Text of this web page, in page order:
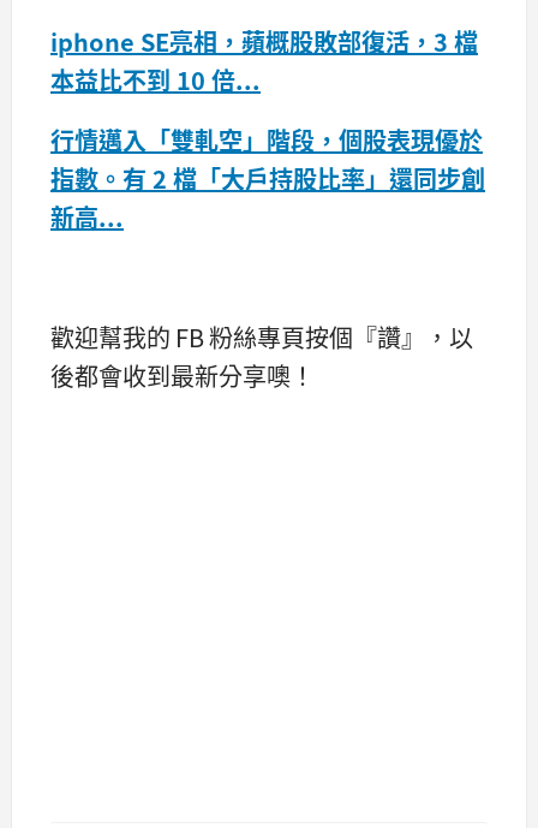
iphone SE亮相，蘋概股敗部復活，3 檔
本益比不到 10 倍...
行情邁入「雙軋空」階段，個股表現優於
指數。有 2 檔「大戶持股比率」還同步創
新高...
歡迎幫我的 FB 粉絲專頁按個『讚』，以
後都會收到最新分享噢！